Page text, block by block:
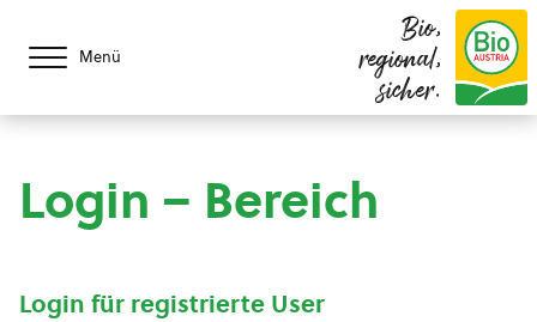
Menü
Bio,
regional,
sicher.
Login – Bereich
Login für registrierte User